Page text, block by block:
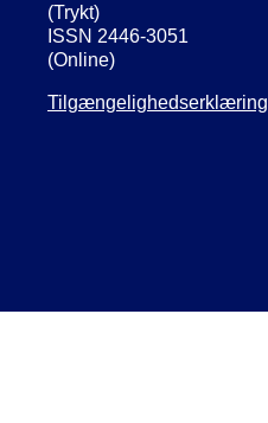
(Trykt)
ISSN 2446-3051
(Online)
Tilgængelighedserklæring